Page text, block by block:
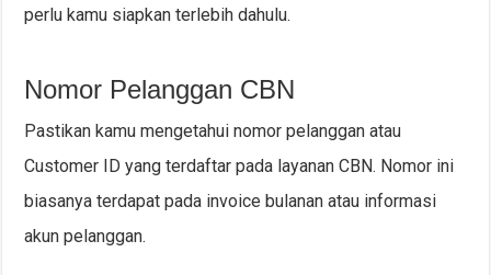
perlu kamu siapkan terlebih dahulu.
Nomor Pelanggan CBN
Pastikan kamu mengetahui nomor pelanggan atau
Customer ID yang terdaftar pada layanan CBN. Nomor ini
biasanya terdapat pada invoice bulanan atau informasi
akun pelanggan.